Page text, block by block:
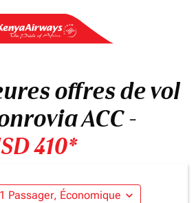
offres de vol
ACC -
410*
1 Passager, Économique expand_more